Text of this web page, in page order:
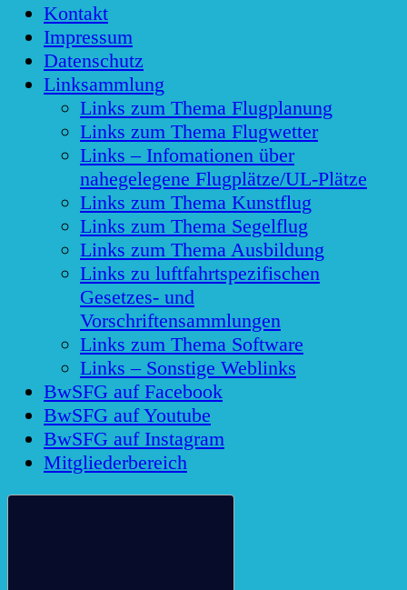
Kontakt
Impressum
Datenschutz
Linksammlung
Links zum Thema Flugplanung
Links zum Thema Flugwetter
Links – Infomationen über
nahegelegene Flugplätze/UL-Plätze
Links zum Thema Kunstflug
Links zum Thema Segelflug
Links zum Thema Ausbildung
Links zu luftfahrtspezifischen
Gesetzes- und
Vorschriftensammlungen
Links zum Thema Software
Links – Sonstige Weblinks
BwSFG auf Facebook
BwSFG auf Youtube
BwSFG auf Instagram
Mitgliederbereich